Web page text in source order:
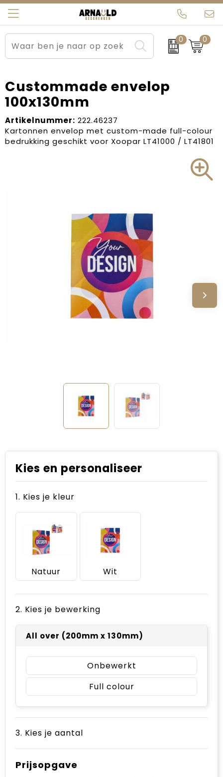
0 0
Relatiegeschenken
Sportkleding
Werkkleding
Kleding en textiel
Beurs en Evenementen
Brievenbuspakketten
Carnaval
Dag van de Zorg
Voetbal, EK en WK
Voor de bouw
Arnauld Kerstpakketten
MijnEigenKadootje
Ons team
Contact
Blogs
Custommade envelop
100x130mm
Artikelnummer: 222.46237
Kartonnen envelop met custom-made full-colour
bedrukking geschikt voor Xoopar LT41000 / LT41801
Kies en personaliseer
1. Kies je kleur
Natuur Wit
2. Kies je bewerking
All over (200mm x 130mm)
Onbewerkt
Full colour
3. Kies je aantal
Prijsopgave